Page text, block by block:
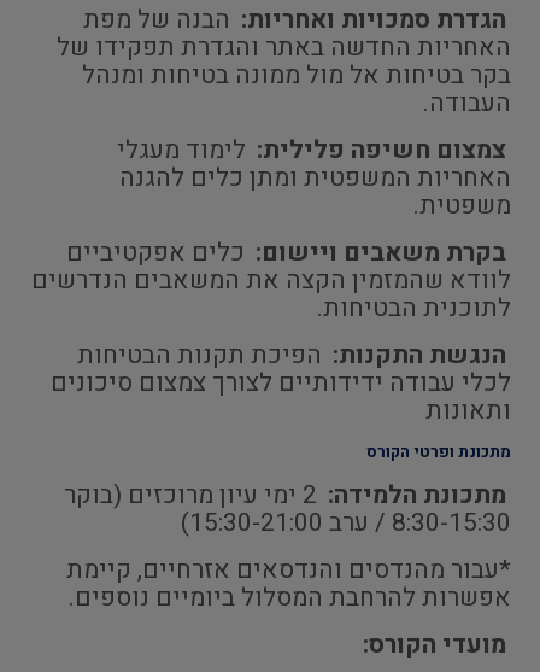
הגדרת סמכויות ואחריות: הבנה של מפת
האחריות החדשה באתר והגדרת תפקידו של
בקר בטיחות אל מול ממונה בטיחות ומנהל
העבודה.
צמצום חשיפה פלילית: לימוד מעגלי
האחריות המשפטית ומתן כלים להגנה
משפטית.
בקרת משאבים ויישום: כלים אפקטיביים
לוודא שהמזמין הקצה את המשאבים הנדרשים
לתוכנית הבטיחות.
הנגשת התקנות: הפיכת תקנות הבטיחות
לכלי עבודה ידידותיים לצורך צמצום סיכונים
ותאונות
מתכונת ופרטי הקורס
מתכונת הלמידה: 2 ימי עיון מרוכזים (בוקר
8:30-15:30 / ערב 15:30-21:00)
*עבור מהנדסים והנדסאים אזרחיים, קיימת
אפשרות להרחבת המסלול ביומיים נוספים.
מועדי הקורס: